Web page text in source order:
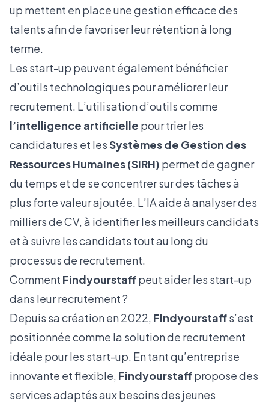
up mettent en place une gestion efficace des
talents afin de favoriser leur rétention à long
terme.
Les start-up peuvent également bénéficier
d’outils technologiques pour améliorer leur
recrutement. L’utilisation d’outils comme
l’intelligence artificielle pour trier les
candidatures et lesSystèmes de Gestion des
Ressources Humaines (SIRH) permet de gagner
du temps et de se concentrer sur des tâches à
plus forte valeur ajoutée. L’IA aide à analyser des
milliers de CV, à identifier les meilleurs candidats
et à suivre les candidats tout au long du
processus de recrutement.
Comment Findyourstaffpeut aider les start-up
dans leur recrutement ?
Depuis sa création en 2022, Findyourstaffs’est
positionnée comme la solution de recrutement
idéale pour les start-up. En tant qu’entreprise
innovante et flexible, Findyourstaffpropose des
services adaptés aux besoins des jeunes